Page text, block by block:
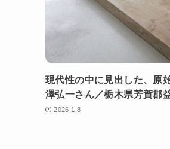
現代性の中に見出した、原
澤弘一さん／栃木県芳賀郡
2026.1.8